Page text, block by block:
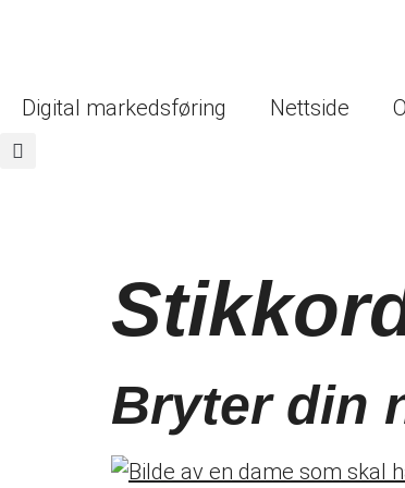
Digital markedsføring Nettside
Bryter din